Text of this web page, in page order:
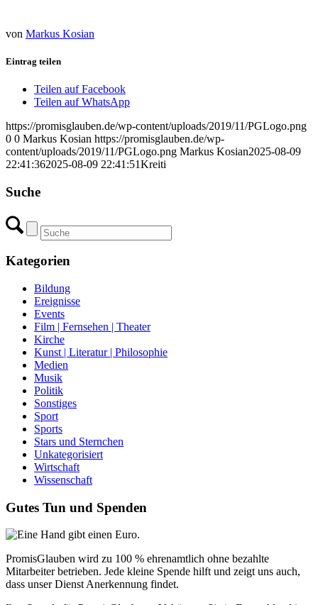
von Markus Kosian
Eintrag teilen
Teilen auf Facebook
Teilen auf WhatsApp
https://promisglauben.de/wp-content/uploads/2019/11/PGLogo.png
0 0 Markus Kosian https://promisglauben.de/wp-
content/uploads/2019/11/PGLogo.png Markus Kosian2025-08-09
22:41:362025-08-09 22:41:51Kreiti
Suche
Kategorien
Bildung
Ereignisse
Events
Film | Fernsehen | Theater
Kirche
Kunst | Literatur | Philosophie
Medien
Musik
Politik
Sonstiges
Sport
Sports
Stars und Sternchen
Unkategorisiert
Wirtschaft
Wissenschaft
Gutes Tun und Spenden
PromisGlauben wird zu 100 % ehrenamtlich ohne bezahlte
Mitarbeiter betrieben. Jede kleine Spende hilft und zeigt uns auch,
dass unser Dienst Anerkennung findet.